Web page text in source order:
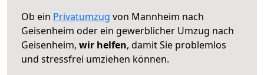
Ob ein Privatumzug von Mannheim nach
Geisenheim oder ein gewerblicher Umzug nach
Geisenheim, wir helfen, damit Sie problemlos
und stressfrei umziehen können.